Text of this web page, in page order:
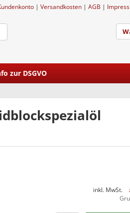
| Versandkosten | AGB |
zur DSGVO
inkl. MwSt.